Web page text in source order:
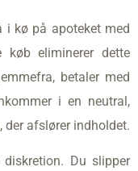
kø på apoteket med
køb eliminerer dette
betaler med
i en neutral,
afslører indholdet.
diskretion. Du slipper